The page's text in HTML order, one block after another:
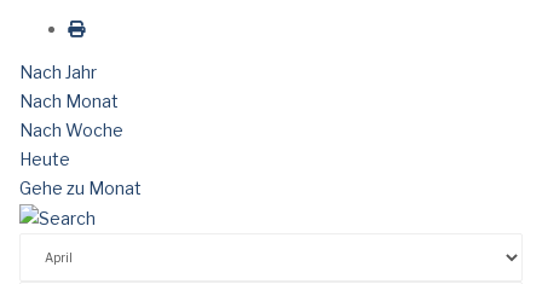
Nach Jahr
Nach Monat
Nach Woche
Heute
Gehe zu Monat